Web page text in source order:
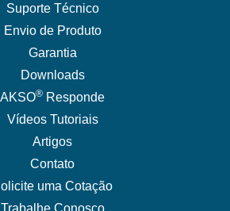
Suporte Técnico
Envio de Produto
Garantia
Downloads
AKSO® Responde
Vídeos Tutoriais
Artigos
Contato
uma Cotação
Trabalhe Conosco